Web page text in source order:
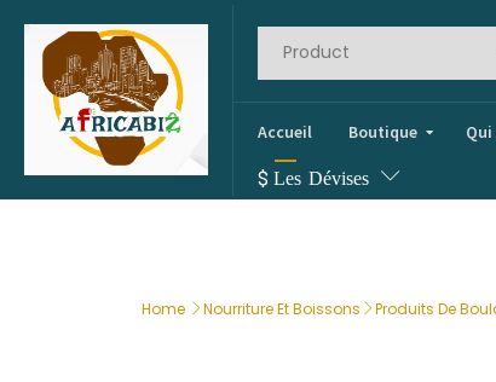
Accueil Boutique
$ Les Dévises
Home Nourriture Et Boissons Produits De